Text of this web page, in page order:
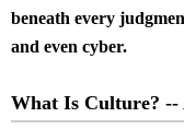
beneath every
and even cyber.
What Is Culture?